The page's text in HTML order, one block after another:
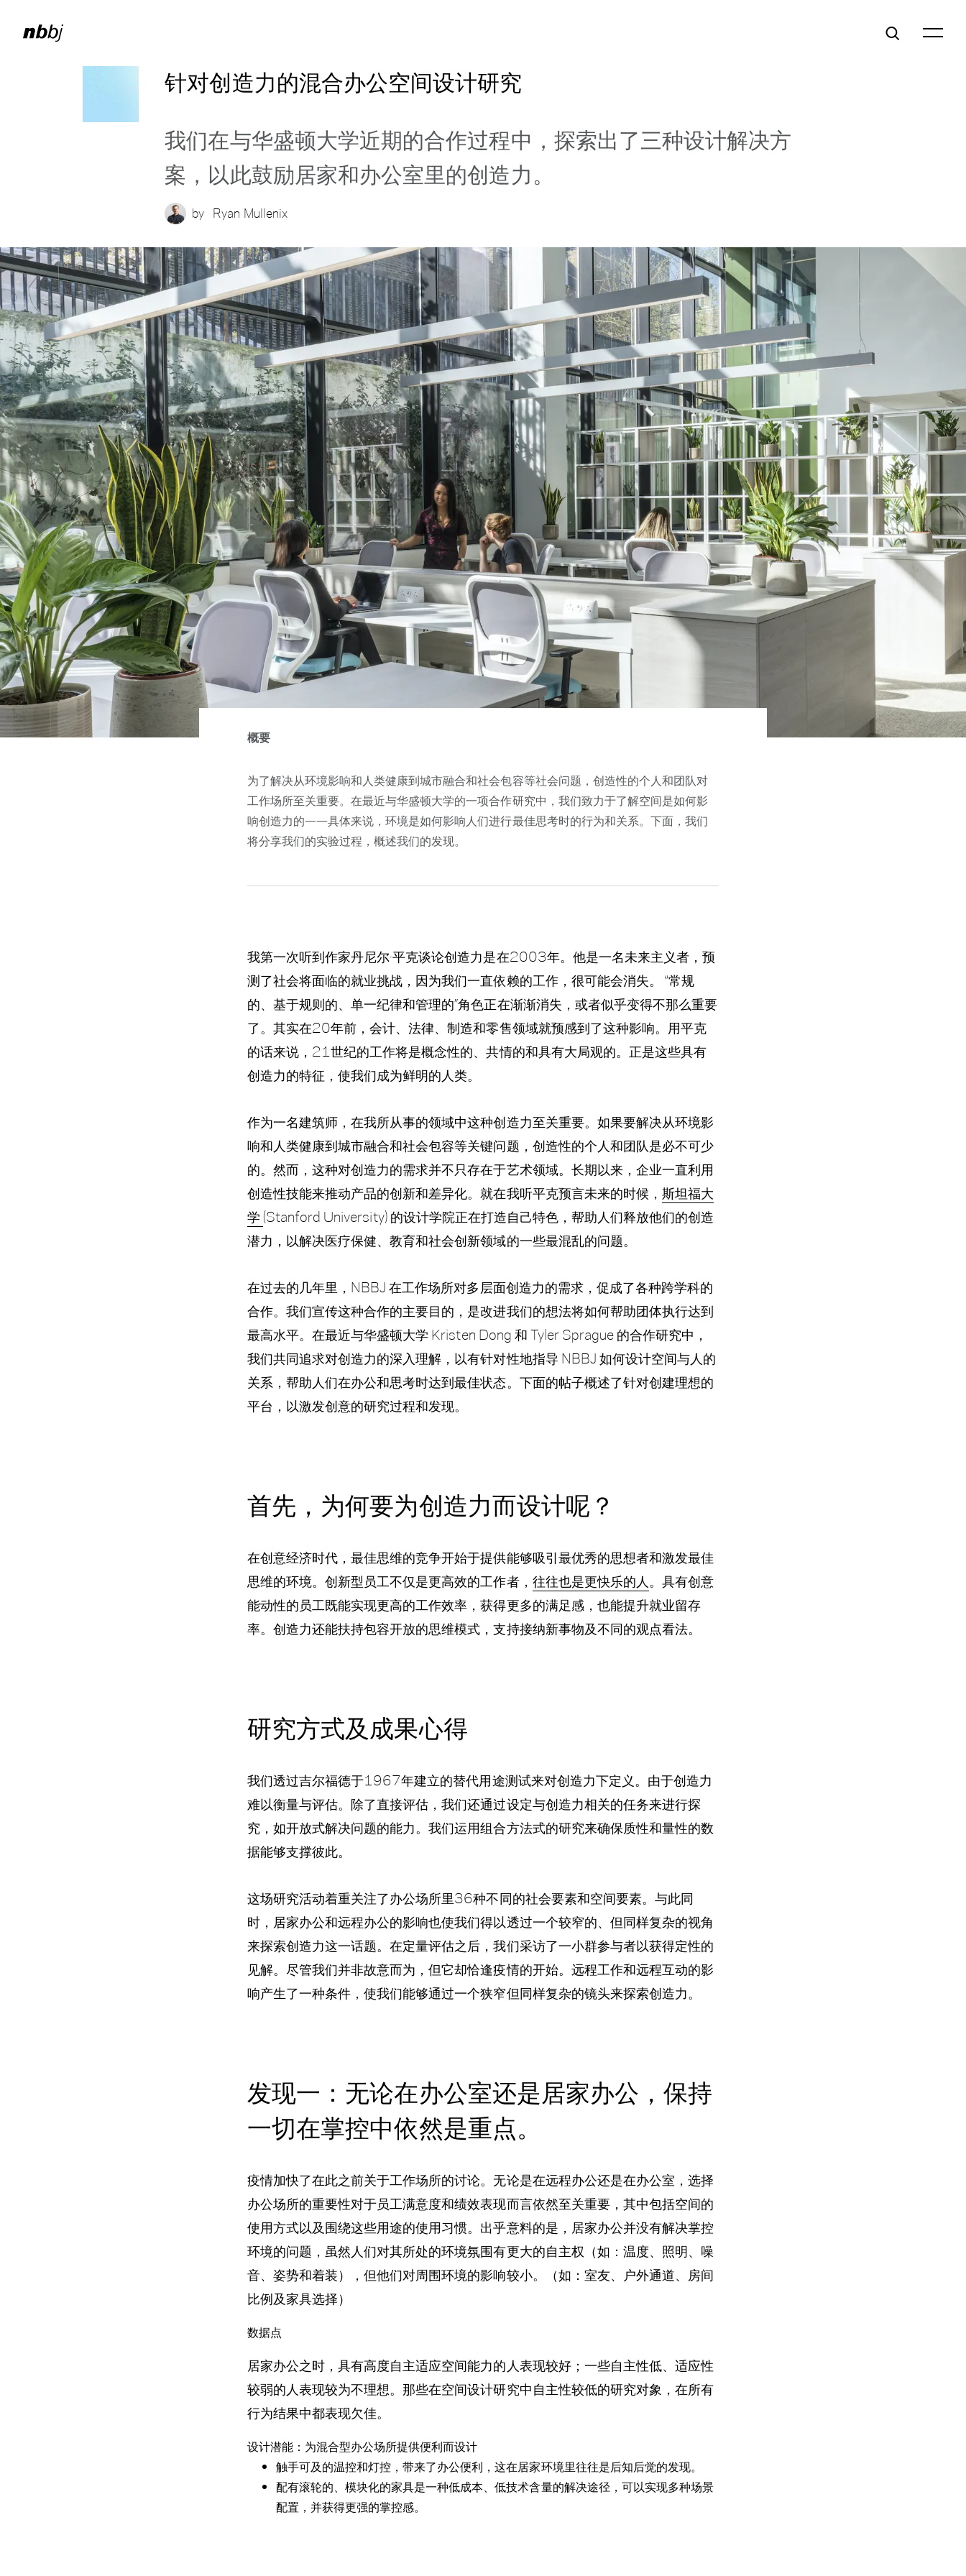
针对创造力的混合办公空间设计研究
我们在与华盛顿大学近期的合作过程中，探索出了三种设计解决方
案，以此鼓励居家和办公室里的创造力。
by Ryan Mullenix
概要
为了解决从环境影响和人类健康到城市融合和社会包容等社会问题，创造性的个人和团队对
工作场所至关重要。在最近与华盛顿大学的一项合作研究中，我们致力于了解空间是如何影
响创造力的——具体来说，环境是如何影响人们进行最佳思考时的行为和关系。 下面，我们
将分享我们的实验过程，概述我们的发现。
我第一次听到作家丹尼尔·平克谈论创造力是在2003年。 他是一名未来主义者，预
测了社会将面临的就业挑战，因为我们一直依赖的工作，很可能会消失。 “常规
的、基于规则的、单一纪律和管理的”角色正在渐渐消失，或者似乎变得不那么重要
了。其实在20年前，会计、法律、制造和零售领域就预感到了这种影响。 用平克
的话来说，21世纪的工作将是概念性的、共情的和具有大局观的。正是这些具有
创造力的特征，使我们成为鲜明的人类。
作为一名建筑师，在我所从事的领域中这种创造力至关重要。如果要解决从环境影
响和人类健康到城市融合和社会包容等关键问题，创造性的个人和团队是必不可少
的。然而，这种对创造力的需求并不只存在于艺术领域。 长期以来，企业一直利用
创造性技能来推动产品的创新和差异化。就在我听平克预言未来的时候， 斯坦福大
学 (Stanford University) 的设计学院正在打造自己特色，帮助人们释放他们的创造
潜力，以解决医疗保健、教育和社会创新领域的一些最混乱的问题。
在过去的几年里，NBBJ 在工作场所对多层面创造力的需求，促成了各种跨学科的
合作。我们宣传这种合作的主要目的，是改进我们的想法将如何帮助团体执行达到
最高水平。在最近与华盛顿大学 Kristen Dong 和 Tyler Sprague 的合作研究中，
我们共同追求对创造力的深入理解，以有针对性地指导 NBBJ 如何设计空间与人的
关系，帮助人们在办公和思考时达到最佳状态。 下面的帖子概述了针对创建理想的
平台，以激发创意的研究过程和发现。
首先，为何要为创造力而设计呢？
在创意经济时代，最佳思维的竞争开始于提供能够吸引最优秀的思想者和激发最佳
思维的环境。创新型员工不仅是更高效的工作者， 往往也是更快乐的人。具有创意
能动性的员工既能实现更高的工作效率，获得更多的满足感，也能提升就业留存
率。创造力还能扶持包容开放的思维模式，支持接纳新事物及不同的观点看法。
研究方式及成果心得
我们透过吉尔福德于1967年建立的替代用途测试来对创造力下定义。由于创造力
难以衡量与评估。除了直接评估，我们还通过设定与创造力相关的任务来进行探
究，如开放式解决问题的能力。我们运用组合方法式的研究来确保质性和量性的数
据能够支撑彼此。
这场研究活动着重关注了办公场所里36种不同的社会要素和空间要素。与此同
时，居家办公和远程办公的影响也使我们得以透过一个较窄的、但同样复杂的视角
来探索创造力这一话题。在定量评估之后，我们采访了一小群参与者以获得定性的
见解。尽管我们并非故意而为，但它却恰逢疫情的开始。 远程工作和远程互动的影
响产生了一种条件，使我们能够通过一个狭窄但同样复杂的镜头来探索创造力。
发现一：无论在办公室还是居家办公，保持
一切在掌控中依然是重点。
疫情加快了在此之前关于工作场所的讨论。 无论是在远程办公还是在办公室， 选择
办公场所的重要性对于员工满意度和绩效表现而言依然至关重要，其中包括空间的
使用方式以及围绕这些用途的使用习惯。出乎意料的是，居家办公并没有解决掌控
环境的问题，虽然人们对其所处的环境氛围有更大的自主权（如：温度、照明、噪
音、姿势和着装），但他们对周围环境的影响较小。（如：室友、户外通道、房间
比例及家具选择）
数据点
居家办公之时，具有高度自主适应空间能力的人表现较好；一些自主性低、适应性
较弱的人表现较为不理想。那些在空间设计研究中自主性较低的研究对象，在所有
行为结果中都表现欠佳。
设计潜能：为混合型办公场所提供便利而设计
触手可及的温控和灯控，带来了办公便利，这在居家环境里往往是后知后觉的发现。
配有滚轮的、模块化的家具是一种低成本、低技术含量的解决途径，可以实现多种场景
配置，并获得更强的掌控感。